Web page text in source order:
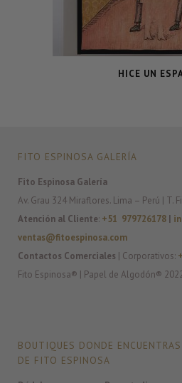
HICE UN
FITO ESPINOSA GALERÍA
Fito Espinosa Galería
Av. Grau 324 Miraflores. Lima – Perú | T.
Atención al Cliente: +51 979726178
ventas@fitoespinosa.com
Contactos Comerciales
| Corporativos:
Fito Espinosa® | Papel de Algodón®
BOUTIQUES DONDE
DE FITO ESPINOSA